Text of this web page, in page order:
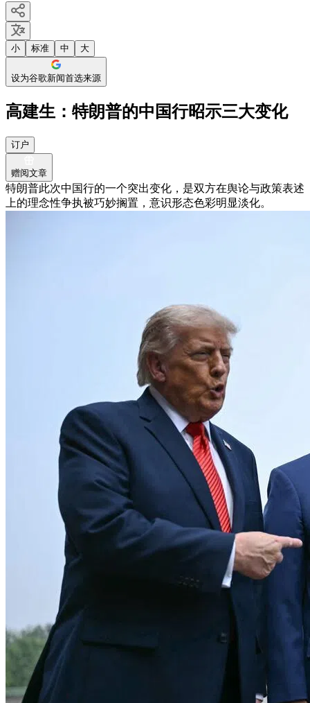
小 标准 中 大
设为谷歌新闻首选来源
高建生：特朗普的中国行昭示三大变化
订户
赠阅文章
特朗普此次中国行的一个突出变化，是双方在舆论与政策表述
上的理念性争执被巧妙搁置，意识形态色彩明显淡化。